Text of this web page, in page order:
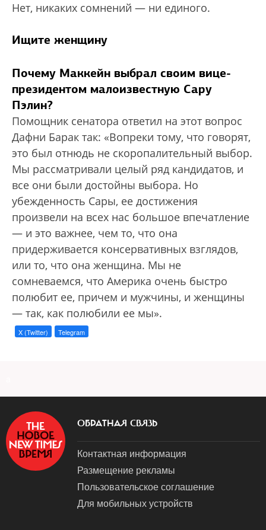
Нет, никаких сомнений — ни единого.
Ищите женщину
Почему Маккейн выбрал своим вице-
президентом малоизвестную Сару
Пэлин?
Помощник сенатора ответил на этот вопрос
Дафни Барак так: «Вопреки тому, что говорят,
это был отнюдь не скоропалительный выбор.
Мы рассматривали целый ряд кандидатов, и
все они были достойны выбора. Но
убежденность Сары, ее достижения
произвели на всех нас большое впечатление
— и это важнее, чем то, что она
придерживается консервативных взглядов,
или то, что она женщина. Мы не
сомневаемся, что Америка очень быстро
полюбит ее, причем и мужчины, и женщины
— так, как полюбили ее мы».
X (Twitter) Telegram
ОБРАТНАЯ СВЯЗЬ
Контактная информация
Размещение рекламы
Пользовательское соглашение
Для мобильных устройств